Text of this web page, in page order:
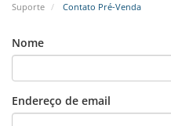
Suporte Contato Pré-Venda
Nome
Endereço de email